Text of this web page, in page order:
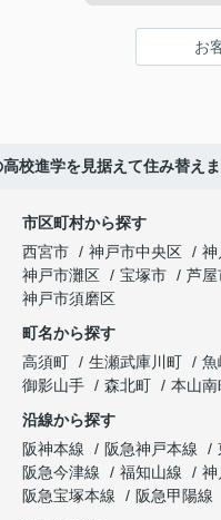
した。
住み替え後は掃
趣味を楽しむ時
これからの暮ら
り、住み替えを
ます。
投資家向けの販
「立地も良く、
と話され、この
になりました。
長年守ってきた
き、家族全員が
年月が経ち、子
インフィニティ
「レ・ジェイド
購入とのタイミ
明してくださいま
販売活動では、
ガーデンズ、教
した。
購入されたご家
お
校進学を見据えて住み替え
市区町村から探す
西宮市
神戸市中央区 神
神戸市灘区
宝塚市 芦屋
神戸市須磨区
町名から探す
高須町
生瀬武庫川町 魚
御影山手
森北町 本山南
沿線から探す
阪神本線
阪急神戸本線
阪急今津線
福知山線 神
阪急宝塚本線
阪急甲陽線